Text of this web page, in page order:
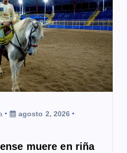
agosto 2, 2026
muere en riña